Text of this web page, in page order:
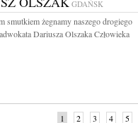
GDAŃSK
smutkiem żegnamy naszego drogiego
Dariusza Olszaka Człowieka
1 2 3 4 5